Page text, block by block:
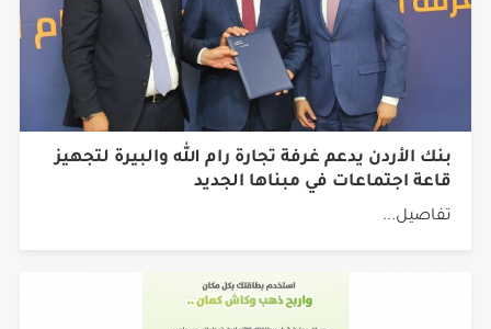
بنك الأردن يدعم غرفة تجارة رام الله والبيرة لتجهيز
قاعة اجتماعات في مبناها الجديد
تفاصيل...